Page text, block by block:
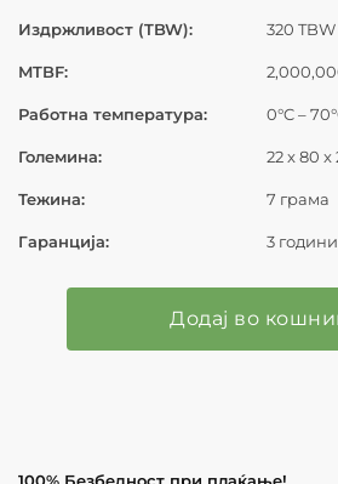
Издржливост (TBW): 320 TBW
MTBF:
Работна температура: 0°C –
Големина: 22 x 80 x
Тежина: 7 грама
Гаранција: 3
Додај во
100% Безбедност при плаќање!